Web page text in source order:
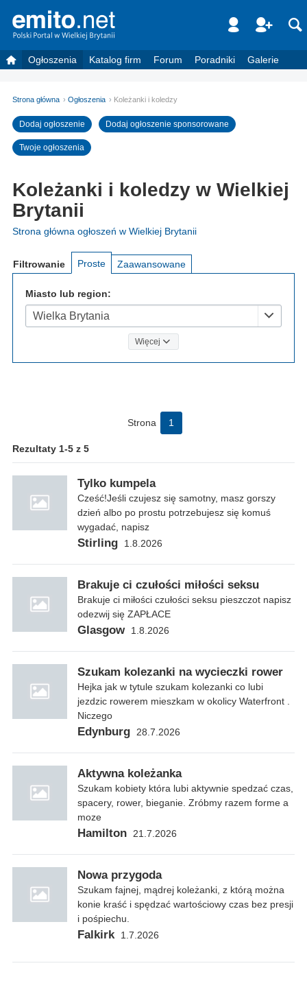
Ogłoszenia Katalog firm Forum Poradniki Galerie
Strona główna Ogłoszenia Koleżanki i koledzy
Dodaj ogłoszenie Dodaj ogłoszenie sponsorowane
Twoje ogłoszenia
Koleżanki i koledzy w Wielkiej
Brytanii
Strona główna ogłoszeń w Wielkiej Brytanii
Filtrowanie Proste Zaawansowane
Miasto lub region:
Wielka Brytania
Więcej
Strona 1
Rezultaty 1-5 z 5
Tylko kumpela
Cześć!Jeśli czujesz się samotny, masz gorszy
dzień albo po prostu potrzebujesz się komuś
wygadać, napisz
Stirling 1.8.2026
Brakuje ci czułości miłości seksu
Brakuje ci miłości czułości seksu pieszczot napisz
odezwij się ZAPŁACE
Glasgow 1.8.2026
Szukam kolezanki na wycieczki rower
Hejka jak w tytule szukam kolezanki co lubi
jezdzic rowerem mieszkam w okolicy Waterfront .
Niczego
Edynburg 28.7.2026
Aktywna koleżanka
Szukam kobiety która lubi aktywnie spedzać czas,
spacery, rower, bieganie. Zróbmy razem forme a
moze
Hamilton 21.7.2026
Nowa przygoda
Szukam fajnej, mądrej koleżanki, z którą można
konie kraść i spędzać wartościowy czas bez presji
i pośpiechu.
Falkirk 1.7.2026